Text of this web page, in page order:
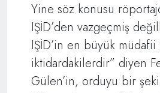
Yine söz konusu
IŞİD’den vazgeçmiş
IŞİD’in en büyük
iktidardakilerdir” diyen
Gülen’in, orduyu bir